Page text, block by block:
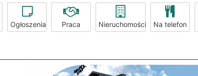
Ogłoszenia Praca Nieruchomości Na telefon